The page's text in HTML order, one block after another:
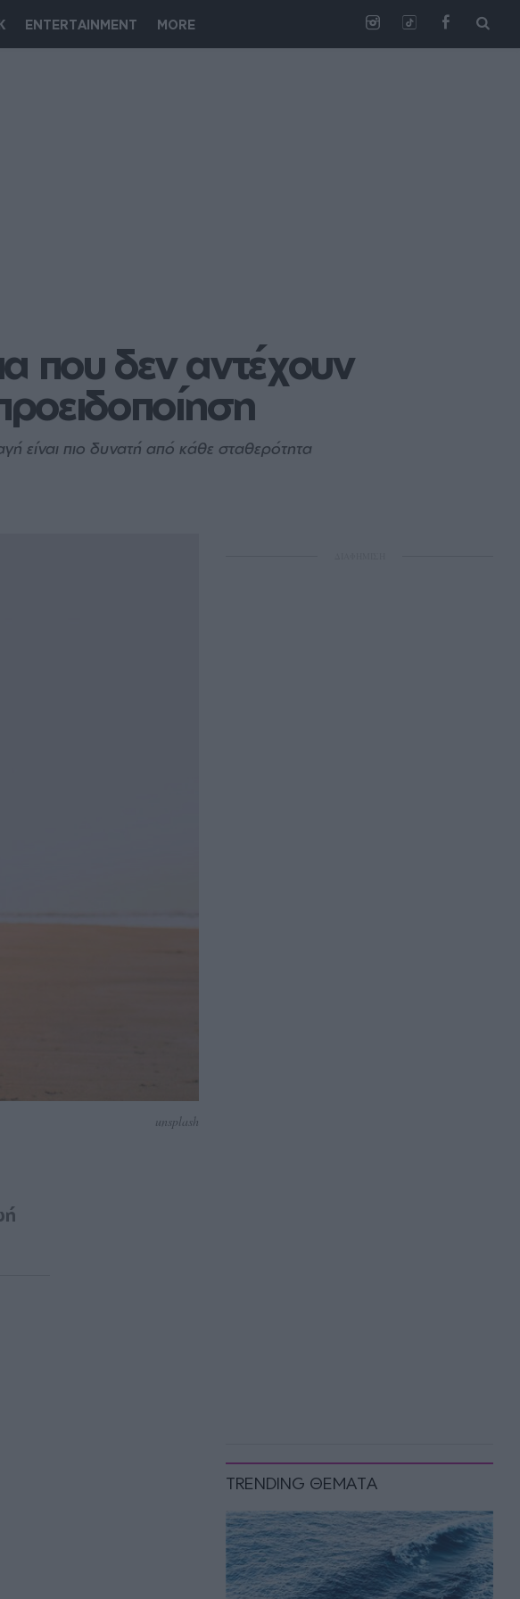
ENTERTAINMENT MORE
που δεν αντέχουν
είναι πιο δυνατή από κάθε σταθερότητα
TRENDING ΘΕΜΑΤΑ
unsplash